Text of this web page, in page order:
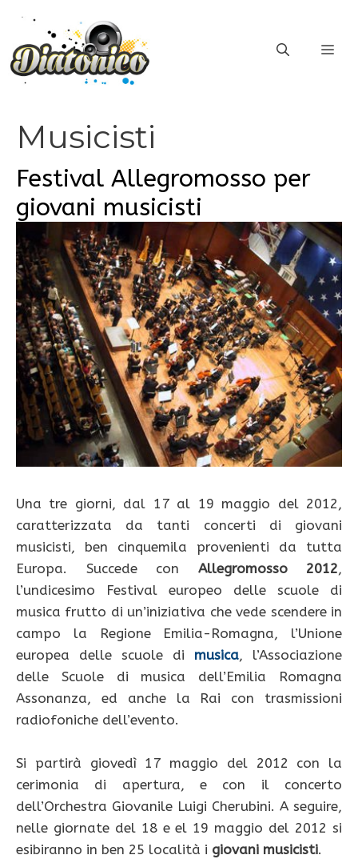
contenuto
Musicisti
Festival Allegromosso per
giovani musicisti
Una tre giorni, dal 17 al 19 maggio del 2012,
caratterizzata da tanti concerti di giovani
musicisti, ben cinquemila provenienti da tutta
Europa. Succede con Allegromosso 2012,
l’undicesimo Festival europeo delle scuole di
musica frutto di un’iniziativa che vede scendere in
campo la Regione Emilia-Romagna, l’Unione
europea delle scuole di musica, l’Associazione
delle Scuole di musica dell’Emilia Romagna
Assonanza, ed anche la Rai con trasmissioni
radiofoniche dell’evento.
Si partirà giovedì 17 maggio del 2012 con la
cerimonia di apertura, e con il concerto
dell’Orchestra Giovanile Luigi Cherubini. A seguire,
nelle giornate del 18 e el 19 maggio del 2012 si
esibiranno in ben 25 località i giovani musicisti.